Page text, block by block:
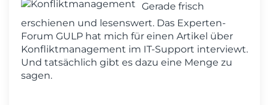
Gerade frisch
erschienen und lesenswert. Das Experten-
Forum GULP hat mich für einen Artikel über
Konfliktmanagement im IT-Support interviewt.
Und tatsächlich gibt es dazu eine Menge zu
sagen.